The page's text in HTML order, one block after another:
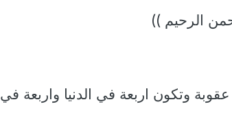
الرحيم ))
وتكون اربعة في الدنيا واربعة في